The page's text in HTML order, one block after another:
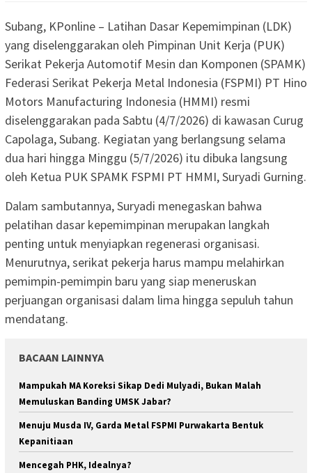
Subang, KPonline – Latihan Dasar Kepemimpinan (LDK)
yang diselenggarakan oleh Pimpinan Unit Kerja (PUK)
Serikat Pekerja Automotif Mesin dan Komponen (SPAMK)
Federasi Serikat Pekerja Metal Indonesia (FSPMI) PT Hino
Motors Manufacturing Indonesia (HMMI) resmi
diselenggarakan pada Sabtu (4/7/2026) di kawasan Curug
Capolaga, Subang. Kegiatan yang berlangsung selama
dua hari hingga Minggu (5/7/2026) itu dibuka langsung
oleh Ketua PUK SPAMK FSPMI PT HMMI, Suryadi Gurning.
Dalam sambutannya, Suryadi menegaskan bahwa
pelatihan dasar kepemimpinan merupakan langkah
penting untuk menyiapkan regenerasi organisasi.
Menurutnya, serikat pekerja harus mampu melahirkan
pemimpin-pemimpin baru yang siap meneruskan
perjuangan organisasi dalam lima hingga sepuluh tahun
mendatang.
BACAAN LAINNYA
Mampukah MA Koreksi Sikap Dedi Mulyadi, Bukan Malah
Memuluskan Banding UMSK Jabar?
Menuju Musda IV, Garda Metal FSPMI Purwakarta Bentuk
Kepanitiaan
Mencegah PHK, Idealnya?